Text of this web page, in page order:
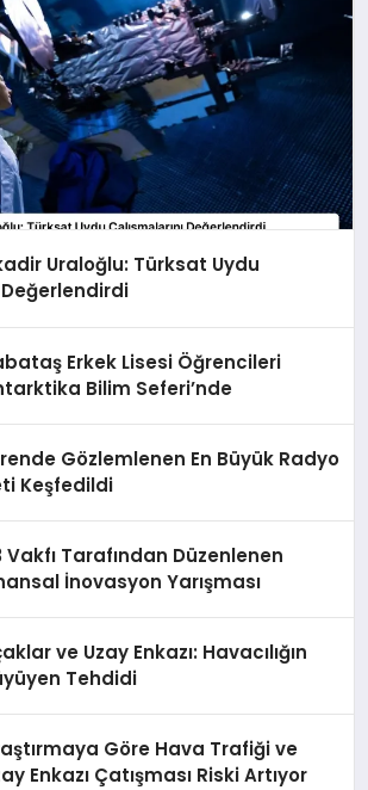
Uraloğlu: Türksat Uydu
Değerlendirdi
Erkek Lisesi Öğrencileri
Bilim Seferi’nde
Gözlemlenen En Büyük Radyo
Keşfedildi
Vakfı Tarafından Düzenlenen
İnovasyon Yarışması
ve Uzay Enkazı: Havacılığın
Tehdidi
Göre Hava Trafiği ve
Enkazı Çatışması Riski Artıyor